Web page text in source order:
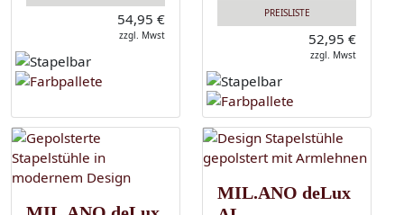
54,95 €
zzgl. Mwst
PREISLISTE
52,95 €
zzgl. Mwst
MIL.ANO deLux